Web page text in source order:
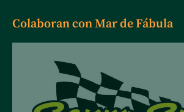
Colaboran con Mar de Fábula